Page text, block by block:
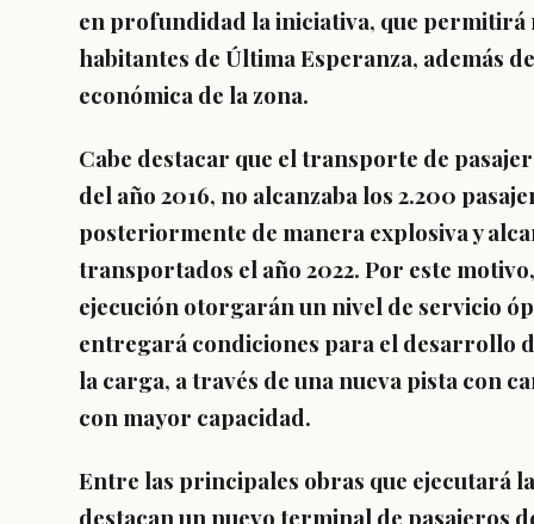
en profundidad la iniciativa, que
habitantes de Última Esperanza, además
económica de la zona.
Cabe destacar que el transporte de
del año 2016, no alcanzaba los 2.200
posteriormente de manera explosiva y
transportados el año 2022. Por este
ejecución otorgarán un nivel de servicio
entregará condiciones para el desarrollo
la carga, a través de una nueva pista con
con mayor capacidad.
Entre las principales obras que ejecutará
destacan un nuevo terminal de pasajeros